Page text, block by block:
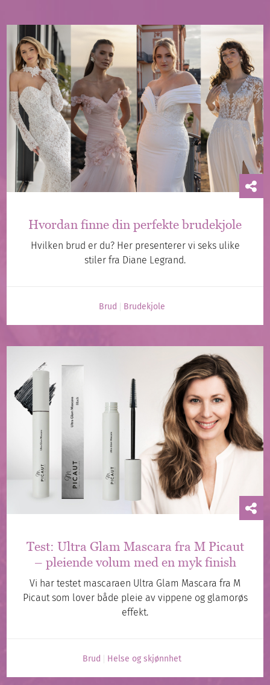
Hvordan finne din perfekte brudekjole
Hvilken brud er du? Her presenterer vi seks ulike
stiler fra Diane Legrand.
Brud Brudekjole
Test: Ultra Glam Mascara fra M Picaut
– pleiende volum med en myk finish
Vi har testet mascaraen Ultra Glam Mascara fra M
Picaut som lover både pleie av vippene og glamorøs
effekt.
Brud Helse og skjønnhet